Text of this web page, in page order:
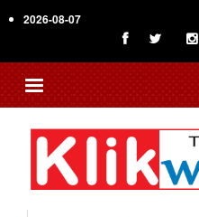
to
content
2026-08-07